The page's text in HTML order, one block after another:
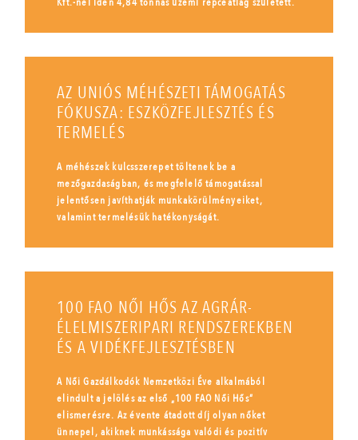
AZ UNIÓS MÉHÉSZETI TÁMOGATÁS
FÓKUSZA: ESZKÖZFEJLESZTÉS ÉS
TERMELÉS
A méhészek kulcsszerepet töltenek be a
mezőgazdaságban, és megfelelő támogatással
jelentősen javíthatják munkakörülményeiket,
valamint termelésük hatékonyságát.
100 FAO NŐI HŐS AZ AGRÁR-
ÉLELMISZERIPARI RENDSZEREKBEN
ÉS A VIDÉKFEJLESZTÉSBEN
A Női Gazdálkodók Nemzetközi Éve alkalmából
elindult a jelölés az első „100 FAO Női Hős”
elismerésre. Az évente átadott díj olyan nőket
ünnepel, akiknek munkássága valódi és pozitív